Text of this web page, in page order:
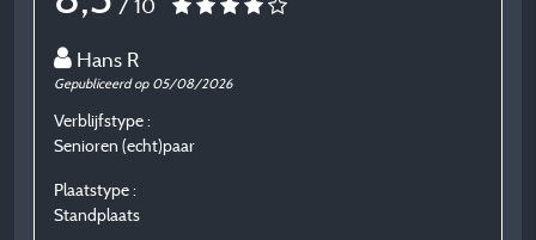
/ 10
Hans R
Gepubliceerd op 05/08/2026
Verblijfstype :
Senioren (echt)paar
Plaatstype :
Standplaats